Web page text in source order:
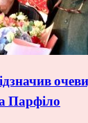
Парфіло